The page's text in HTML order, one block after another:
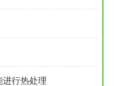
行热处理